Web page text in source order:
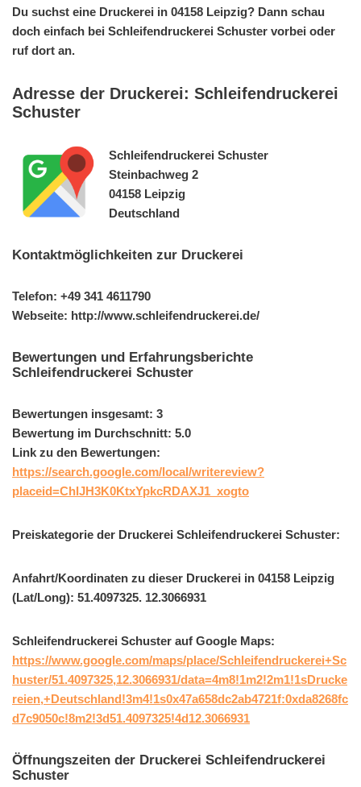
Du suchst eine Druckerei in 04158 Leipzig? Dann schau
doch einfach bei Schleifendruckerei Schuster vorbei oder
ruf dort an.
Adresse der Druckerei: Schleifendruckerei
Schuster
Schleifendruckerei Schuster
Steinbachweg 2
04158 Leipzig
Deutschland
Kontaktmöglichkeiten zur Druckerei
Telefon: +49 341 4611790
Webseite: http://www.schleifendruckerei.de/
Bewertungen und Erfahrungsberichte
Schleifendruckerei Schuster
Bewertungen insgesamt: 3
Bewertung im Durchschnitt: 5.0
Link zu den Bewertungen:
https://search.google.com/local/writereview?
placeid=ChIJH3K0KtxYpkcRDAXJ1_xogto
Preiskategorie der Druckerei Schleifendruckerei Schuster:
Anfahrt/Koordinaten zu dieser Druckerei in 04158 Leipzig
(Lat/Long): 51.4097325. 12.3066931
Schleifendruckerei Schuster auf Google Maps:
https://www.google.com/maps/place/Schleifendruckerei+Sc
huster/51.4097325,12.3066931/data=4m8!1m2!2m1!1sDrucke
reien,+Deutschland!3m4!1s0x47a658dc2ab4721f:0xda8268fc
d7c9050c!8m2!3d51.4097325!4d12.3066931
Öffnungszeiten der Druckerei Schleifendruckerei
Schuster